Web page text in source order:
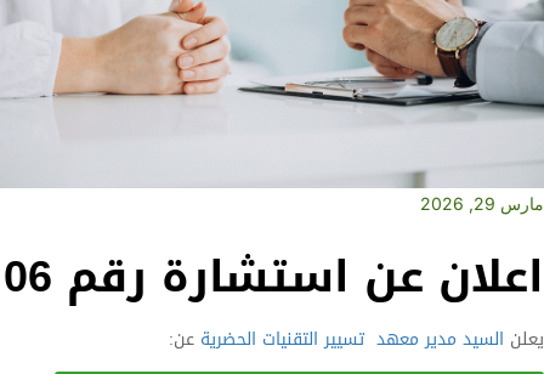
مارس 29, 2026
اعلان عن استشارة رقم 06
يعلن السيد مدير معهد تسيير التقنيات الحضرية عن: